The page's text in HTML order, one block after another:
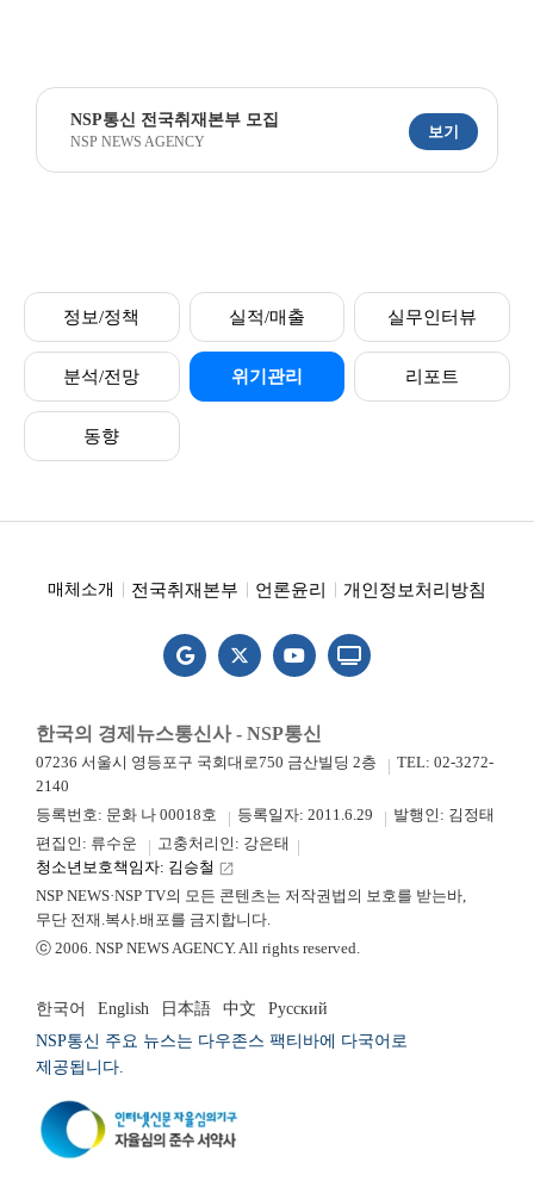
NSP통신 전국취재본부 모집
NSP NEWS AGENCY
보기
정보/정책 실적/매출 실무인터뷰
분석/전망 위기관리 리포트
동향
매체소개 전국취재본부 언론윤리 개인정보처리방침
한국의 경제뉴스통신사 - NSP통신
07236 서울시 영등포구 국회대로750 금산빌딩 2층
TEL: 02-3272-
2140
등록번호: 문화 나 00018호
등록일자: 2011.6.29
발행인: 김정태
편집인: 류수운
고충처리인: 강은태
청소년보호책임자: 김승철 launch
NSP NEWS·NSP TV의 모든 콘텐츠는 저작권법의 보호를 받는바,
무단 전재.복사.배포를 금지합니다.
ⓒ 2006. NSP NEWS AGENCY. All rights reserved.
한국어 English 日本語 中文
Русский
NSP통신 주요 뉴스는 다우존스 팩티바에 다국어로
제공됩니다.